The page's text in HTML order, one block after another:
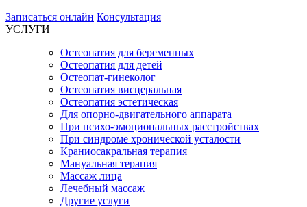
Записаться онлайн Консультация
УСЛУГИ
Остеопатия для беременных
Остеопатия для детей
Остеопат-гинеколог
Остеопатия висцеральная
Остеопатия эстетическая
Для опорно-двигательного аппарата
При психо-эмоциональных расстройствах
При синдроме хронической усталости
Краниосакральная терапия
Мануальная терапия
Массаж лица
Лечебный массаж
Другие услуги